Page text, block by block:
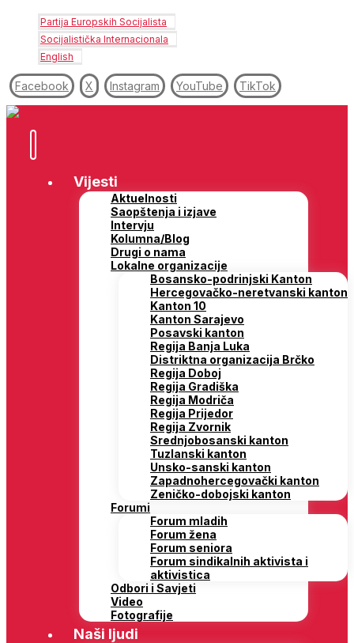
Partija Europskih Socijalista
Socijalistička Internacionala
English
Facebook X Instagram YouTube TikTok
Vijesti
Aktuelnosti
Saopštenja i izjave
Intervju
Kolumna/Blog
Drugi o nama
Lokalne organizacije
Bosansko-podrinjski Kanton
Hercegovačko-neretvanski kanton
Kanton 10
Kanton Sarajevo
Posavski kanton
Regija Banja Luka
Distriktna organizacija Brčko
Regija Doboj
Regija Gradiška
Regija Modriča
Regija Prijedor
Regija Zvornik
Srednjobosanski kanton
Tuzlanski kanton
Unsko-sanski kanton
Zapadnohercegovački kanton
Zeničko-dobojski kanton
Forumi
Forum mladih
Forum žena
Forum seniora
Forum sindikalnih aktivista i
aktivistica
Odbori i Savjeti
Video
Fotografije
Naši ljudi